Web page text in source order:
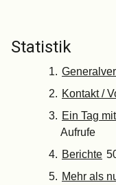
Statistik
Kontakt /
Ein Tag
Aufrufe
Berichte
Mehr als